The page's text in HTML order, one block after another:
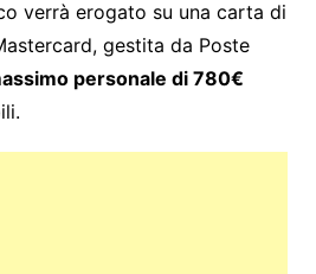
verrà erogato su una carta di
gestita da Poste
personale di 780€